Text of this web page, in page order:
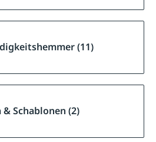
(11)
& Schablonen (2)